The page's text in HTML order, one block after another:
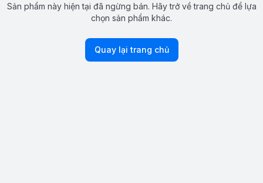
Sản phẩm này hiện tại đã ngừng bán. Hãy trở về trang chủ để lựa
chọn sản phẩm khác.
Quay lại trang chủ